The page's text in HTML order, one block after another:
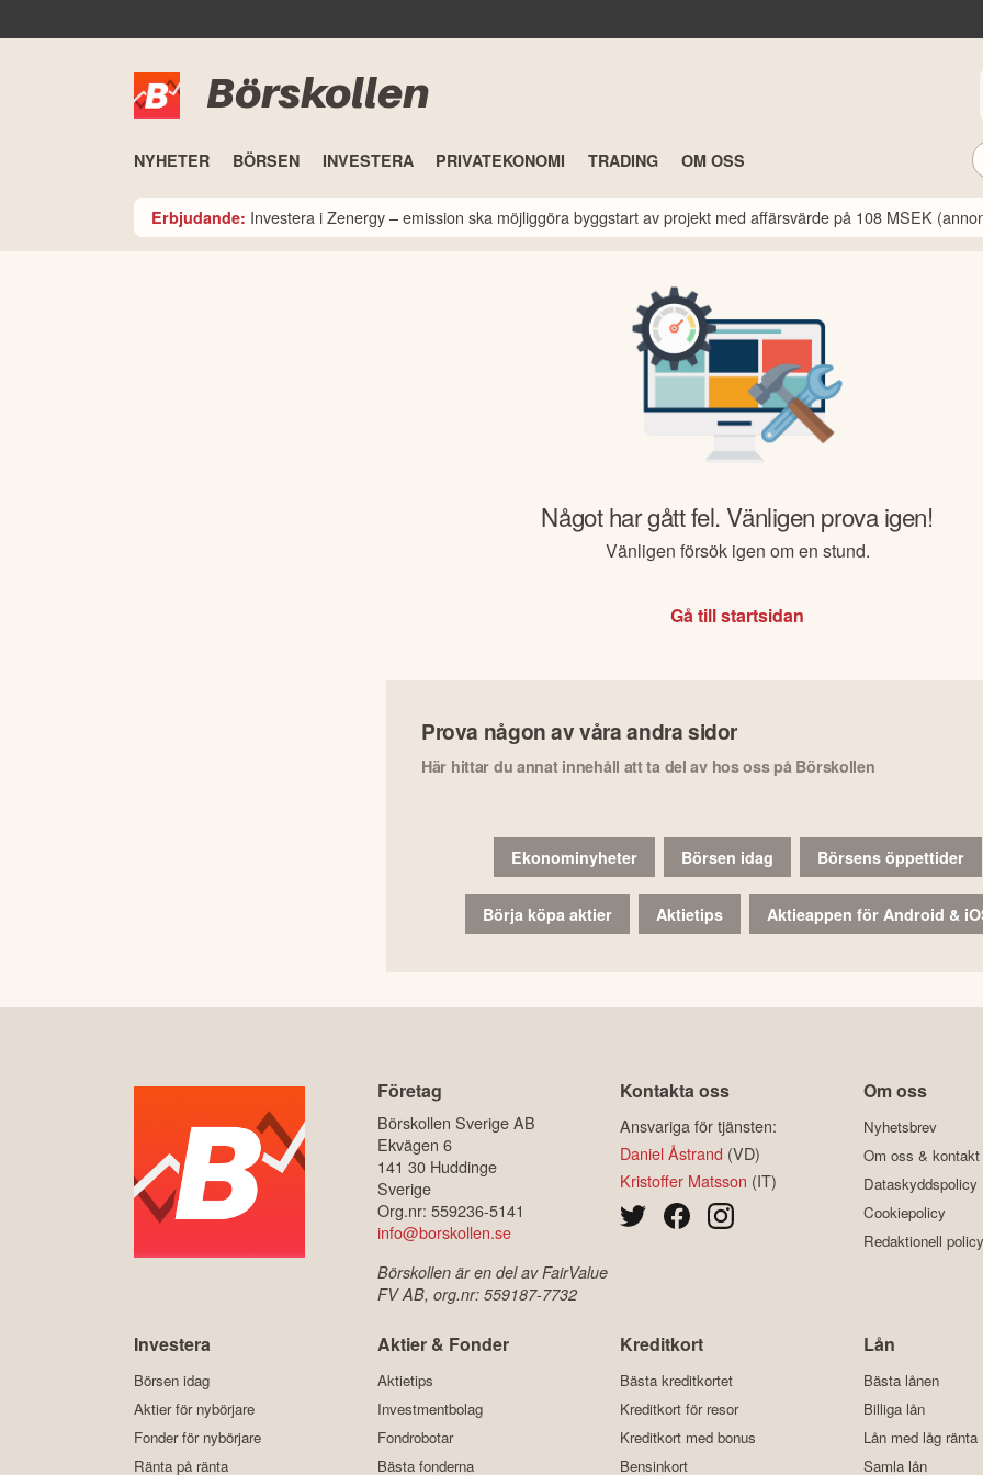
Börskollen
NYHETER BÖRSEN INVESTERA PRIVATEKONOMI TRADING OM OSS
Erbjudande: Investera i Zenergy – emission ska möjliggöra byggstart av projekt med affärsvärde på 108 MSEK
Något har gått fel. Vänligen prova igen!
Vänligen försök igen om en stund.
Gå till startsidan
Prova någon av våra andra sidor
Här hittar du annat innehåll att ta del av hos oss på Börskollen
Ekonominyheter Börsen idag Börsens öppettider
Börja köpa aktier Aktietips Aktieappen för Android &
Företag
Börskollen Sverige AB
Ekvägen 6
141 30 Huddinge
Sverige
Org.nr: 559236-5141
info@borskollen.se
Börskollen är en del av FairValue
FV AB, org.nr: 559187-7732
Kontakta oss
Ansvariga för tjänsten:
Daniel Åstrand (VD)
Kristoffer Matsson (IT)
Om oss
Nyhetsbrev
Om oss & kontakt
Dataskyddspolicy
Cookiepolicy
Redaktionell policy
Investera
Börsen idag
Aktier för nybörjare
Fonder för nybörjare
Ränta på ränta
Aktier & Fonder
Aktietips
Investmentbolag
Fondrobotar
Bästa fonderna
Kreditkort
Bästa kreditkortet
Kreditkort för resor
Kreditkort med bonus
Bensinkort
Lån
Bästa lånen
Billiga lån
Lån med låg ränta
Samla lån